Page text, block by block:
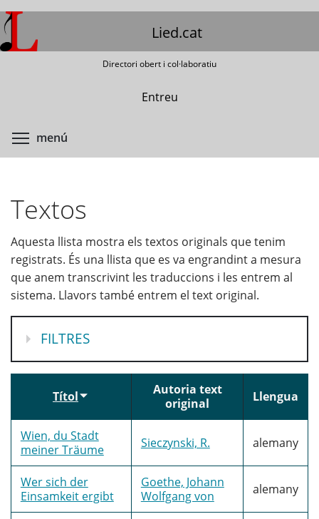
Vés
al
contingut
Lied.cat
Directori obert i col·laboratiu
Entreu
menú
Textos
Aquesta llista mostra els textos originals que tenim
registrats. És una llista que es va engrandint a mesura
que anem transcrivint les traduccions i les entrem al
sistema. Llavors també entrem el text original.
MOSTRA
FILTRES
Títol
Autoria text
original
Llengua
Wien, du Stadt
meiner Träume
Sieczynski, R. alemany
Wer sich der
Einsamkeit ergibt
Goethe, Johann
Wolfgang von
alemany